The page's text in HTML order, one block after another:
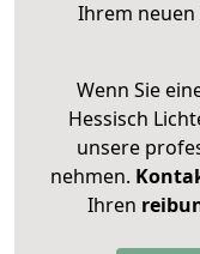
Ihrem neuen
Wenn Sie
Hessisch
unsere
nehmen.
Ihren